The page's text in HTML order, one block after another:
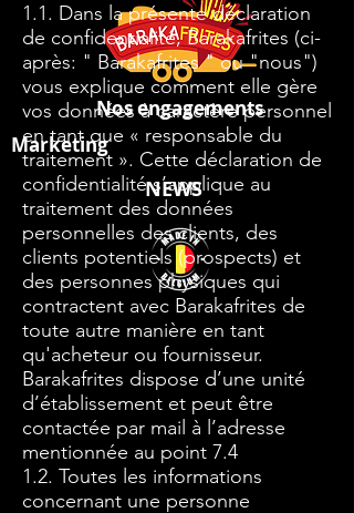
Nos engagements
Marketing
NEWS
1.1. Dans la présente déclaration
de confidentialité, Barakafrites (ci-
après: " Barakafrites " ou "nous")
vous explique comment elle gère
vos données à caractère personnel
en tant que « responsable du
traitement ». Cette déclaration de
confidentialité s’applique au
traitement des données
personnelles des clients, des
clients potentiels (prospects) et
des personnes physiques qui
contractent avec Barakafrites de
toute autre manière en tant
qu'acheteur ou fournisseur.
Barakafrites dispose d’une unité
d’établissement et peut être
contactée par mail à l’adresse
mentionnée au point 7.4
1.2. Toutes les informations
concernant une personne